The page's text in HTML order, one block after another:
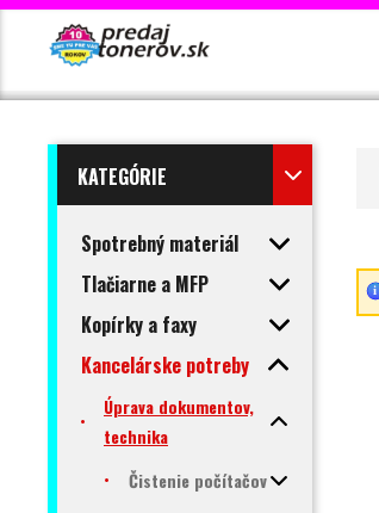
KATEGÓRIE
Spotrebný materiál
Tlačiarne a MFP
Kopírky a faxy
Kancelárske potreby
Úprava dokumentov,
technika
Čistenie počítačov